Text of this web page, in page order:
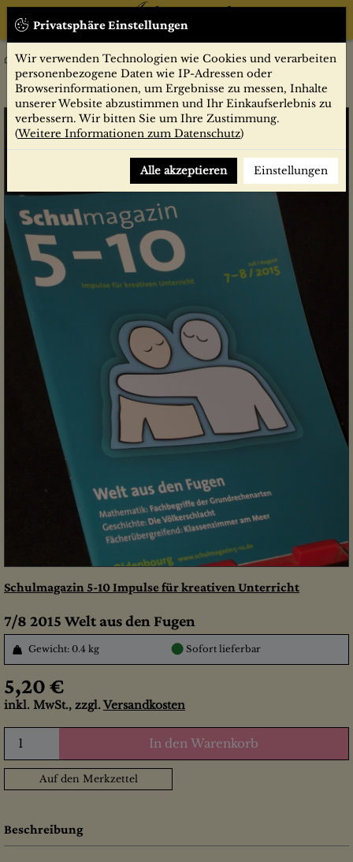
Privatsphäre Einstellungen
Wir verwenden Technologien wie Cookies und verarbeiten
personenbezogene Daten wie IP-Adressen oder
Browserinformationen, um Ergebnisse zu messen, Inhalte
unserer Website abzustimmen und Ihr Einkaufserlebnis zu
verbessern. Wir bitten Sie um Ihre Zustimmung.
(Weitere Informationen zum Datenschutz)
Alle akzeptieren Einstellungen
Zeitschriften SCHULMAGAZIN 5-10
7/8 2015 Welt aus den Fugen
Schulmagazin 5-10 Impulse für kreativen Unterricht
7/8 2015 Welt aus den Fugen
Gewicht: 0.4 kg ● Sofort lieferbar
5,20 €
inkl. MwSt., zzgl. Versandkosten
In den Warenkorb
Auf den Merkzettel
Beschreibung